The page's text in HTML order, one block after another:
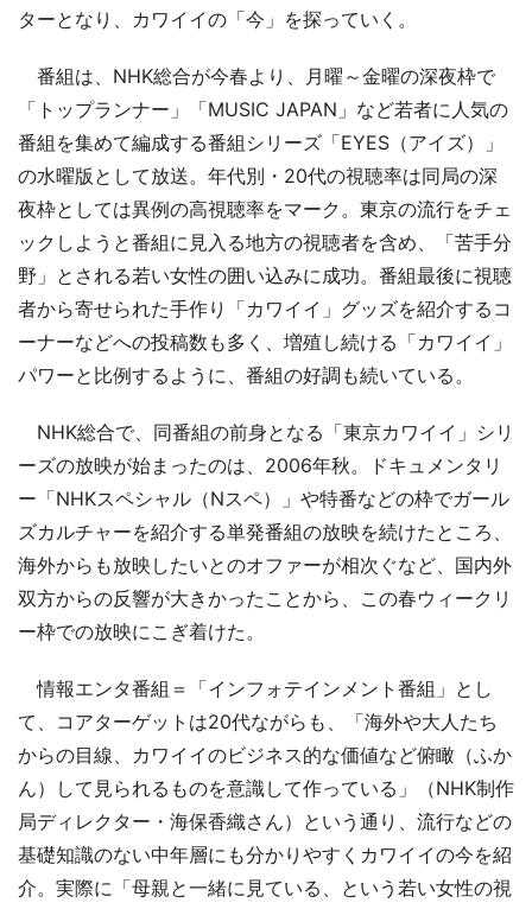
ターとなり、カワイイの「今」を探っていく。
番組は、NHK総合が今春より、月曜～金曜の深夜枠で
「トップランナー」「MUSIC JAPAN」など若者に人気の
番組を集めて編成する番組シリーズ「EYES（アイズ）」
の水曜版として放送。年代別・20代の視聴率は同局の深
夜枠としては異例の高視聴率をマーク。東京の流行をチェ
ックしようと番組に見入る地方の視聴者を含め、「苦手分
野」とされる若い女性の囲い込みに成功。番組最後に視聴
者から寄せられた手作り「カワイイ」グッズを紹介するコ
ーナーなどへの投稿数も多く、増殖し続ける「カワイイ」
パワーと比例するように、番組の好調も続いている。
NHK総合で、同番組の前身となる「東京カワイイ」シリ
ーズの放映が始まったのは、2006年秋。ドキュメンタリ
ー「NHKスペシャル（Nスペ）」や特番などの枠でガール
ズカルチャーを紹介する単発番組の放映を続けたところ、
海外からも放映したいとのオファーが相次ぐなど、国内外
双方からの反響が大きかったことから、この春ウィークリ
ー枠での放映にこぎ着けた。
情報エンタ番組＝「インフォテインメント番組」とし
て、コアターゲットは20代ながらも、「海外や大人たち
からの目線、カワイイのビジネス的な価値など俯瞰（ふか
ん）して見られるものを意識して作っている」（NHK制作
局ディレクター・海保香織さん）という通り、流行などの
基礎知識のない中年層にも分かりやすくカワイイの今を紹
介。実際に「母親と一緒に見ている、という若い女性の視